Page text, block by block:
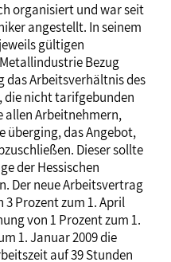
organisiert und war seit
angestellt. In seinem
gültigen
Bezug
das Arbeitsverhältnis des
die nicht tarifgebunden
allen Arbeitnehmern,
überging, das Angebot,
Dieser sollte
der Hessischen
Der neue Arbeitsvertrag
Prozent zum 1. April
von 1 Prozent zum 1.
1. Januar 2009 die
auf 39 Stunden